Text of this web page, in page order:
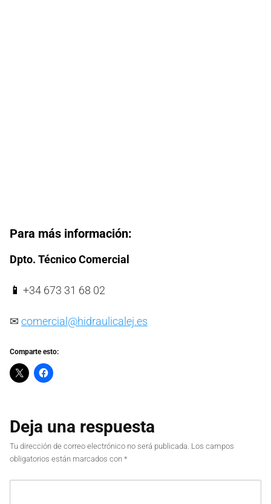
Para más información:
Dpto. Técnico Comercial
📱 +34 673 31 68 02
✉ comercial@hidraulicalej.es
Comparte esto:
Deja una respuesta
Tu dirección de correo electrónico no será publicada. Los campos
obligatorios están marcados con *